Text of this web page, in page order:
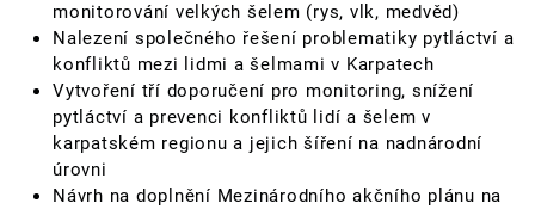
monitorování velkých šelem (rys, vlk, medvěd)
Nalezení společného řešení problematiky pytláctví a
konfliktů mezi lidmi a šelmami v Karpatech
Vytvoření tří doporučení pro monitoring, snížení
pytláctví a prevenci konfliktů lidí a šelem v
karpatském regionu a jejich šíření na nadnárodní
úrovni
Návrh na doplnění Mezinárodního akčního plánu na